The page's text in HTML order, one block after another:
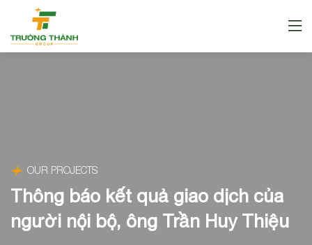
OUR PROJECTS
Thông báo kết quả giao dịch của
người nội bộ, ông Trần Huy Thiệu